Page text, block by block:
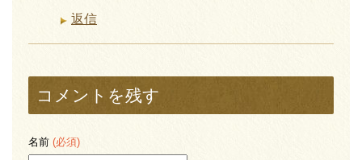
返信
コメントを残す
名前 (必須)